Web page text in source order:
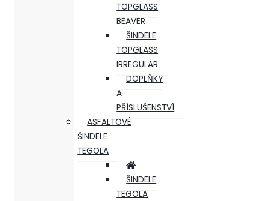
TOPGLASS
BEAVER
ŠINDELE
TOPGLASS
IRREGULAR
DOPLŇKY
A
PŘÍSLUŠENSTVÍ
ASFALTOVÉ
ŠINDELE
TEGOLA
ŠINDELE
TEGOLA